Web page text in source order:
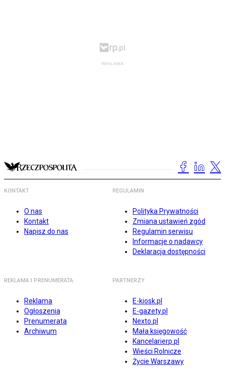
KONTAKT
O nas
Kontakt
Napisz do nas
REGULAMIN
Polityka Prywatności
Zmiana ustawień zgód
Regulamin serwisu
Informacje o nadawcy
Deklaracja dostępności
REKLAMA I PRENUMERATA
Reklama
Ogłoszenia
Prenumerata
Archiwum
PARTNERZY
E-kiosk.pl
E-gazety.pl
Nexto.pl
Mała księgowość
Kancelarierp.pl
Wieści Rolnicze
Życie Warszawy